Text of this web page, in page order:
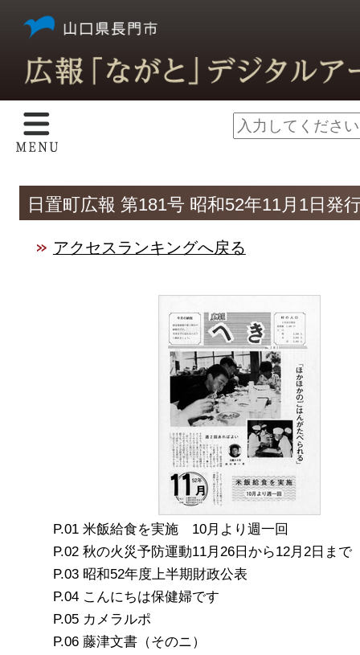
日置町広報 第181号 昭和52年11月1日発
アクセスランキングへ戻る
米飯給食を実施 10月より週一回
秋の火災予防運動11月26日から12月2日まで
昭和52年度上半期財政公表
こんにちは保健婦です
カメラルポ
藤津文書（そのニ）